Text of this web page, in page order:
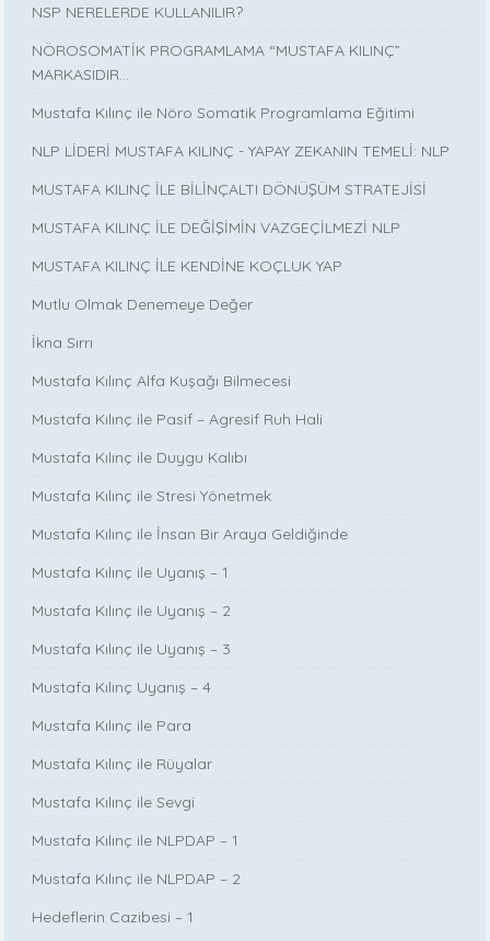
NSP NERELERDE KULLANILIR?
NÖROSOMATİK PROGRAMLAMA “MUSTAFA KILINÇ”
MARKASIDIR…
Mustafa Kılınç ile Nöro Somatik Programlama Eğitimi
NLP LİDERİ MUSTAFA KILINÇ - YAPAY ZEKANIN TEMELİ: NLP
MUSTAFA KILINÇ İLE BİLİNÇALTI DÖNÜŞÜM STRATEJİSİ
MUSTAFA KILINÇ İLE DEĞİŞİMİN VAZGEÇİLMEZİ NLP
MUSTAFA KILINÇ İLE KENDİNE KOÇLUK YAP
Mutlu Olmak Denemeye Değer
İkna Sırrı
Mustafa Kılınç Alfa Kuşağı Bilmecesi
Mustafa Kılınç ile Pasif – Agresif Ruh Hali
Mustafa Kılınç ile Duygu Kalıbı
Mustafa Kılınç ile Stresi Yönetmek
Mustafa Kılınç ile İnsan Bir Araya Geldiğinde
Mustafa Kılınç ile Uyanış – 1
Mustafa Kılınç ile Uyanış – 2
Mustafa Kılınç ile Uyanış – 3
Mustafa Kılınç Uyanış – 4
Mustafa Kılınç ile Para
Mustafa Kılınç ile Rüyalar
Mustafa Kılınç ile Sevgi
Mustafa Kılınç ile NLPDAP – 1
Mustafa Kılınç ile NLPDAP – 2
Hedeflerin Cazibesi – 1